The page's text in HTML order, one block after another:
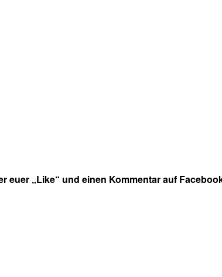
„Like“ und einen Kommentar auf